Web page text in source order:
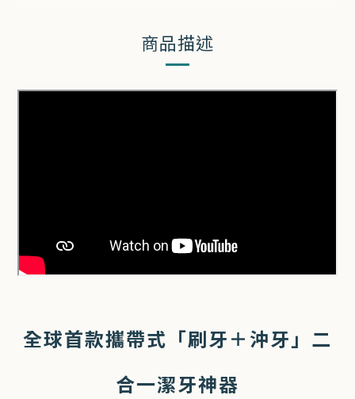
商品描述
全球首款攜帶式「刷牙＋沖牙」二
合一潔牙神器